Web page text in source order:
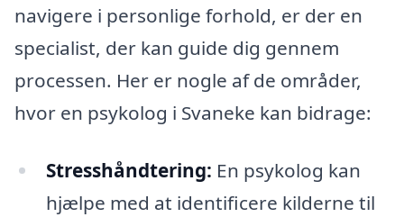
navigere i personlige forhold, er der en
specialist, der kan guide dig gennem
processen. Her er nogle af de områder,
hvor en psykolog i Svaneke kan bidrage:
Stresshåndtering: En psykolog kan
hjælpe med at identificere kilderne til